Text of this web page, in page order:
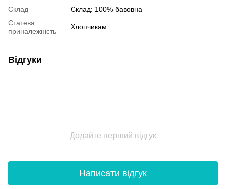
Склад
Склад: 100% бавовна
Статева
приналежність
Хлопчикам
Відгуки
Додайте перший відгук
Написати відгук